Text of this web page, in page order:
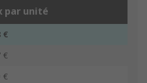
par unité
€
€
€